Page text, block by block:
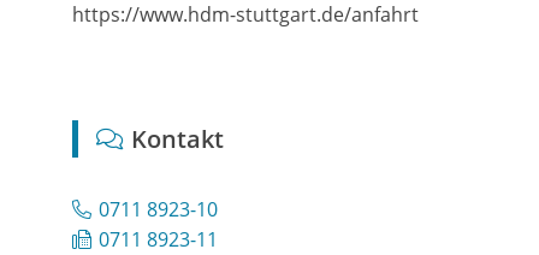
https://www.hdm-stuttgart.de/anfahrt
Kontakt
0711 8923-10
0711 8923-11